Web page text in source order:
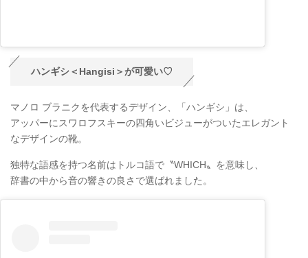
ハンギシ＜Hangisi＞が可愛い♡
マノロ ブラニクを代表するデザイン、「ハンギシ」は、
アッパーにスワロフスキーの四角いビジューがついたエレガント
なデザインの靴。
独特な語感を持つ名前はトルコ語で〝WHICH〟を意味し、
辞書の中から音の響きの良さで選ばれました。